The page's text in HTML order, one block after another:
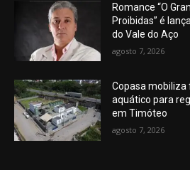
Romance “O
Proibidas” é
do Vale do Aço
agosto 7, 2026
Copasa
aquático para
em Timóteo
agosto 7, 2026